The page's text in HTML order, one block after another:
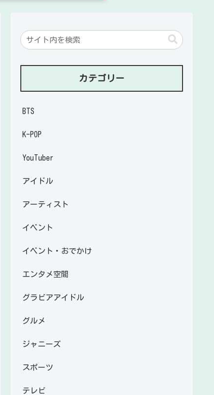
カテゴリー
BTS
K-POP
YouTuber
アイドル
アーティスト
イベント
イベント・おでかけ
エンタメ空間
グラビアアイドル
グルメ
ジャニーズ
スポーツ
テレビ